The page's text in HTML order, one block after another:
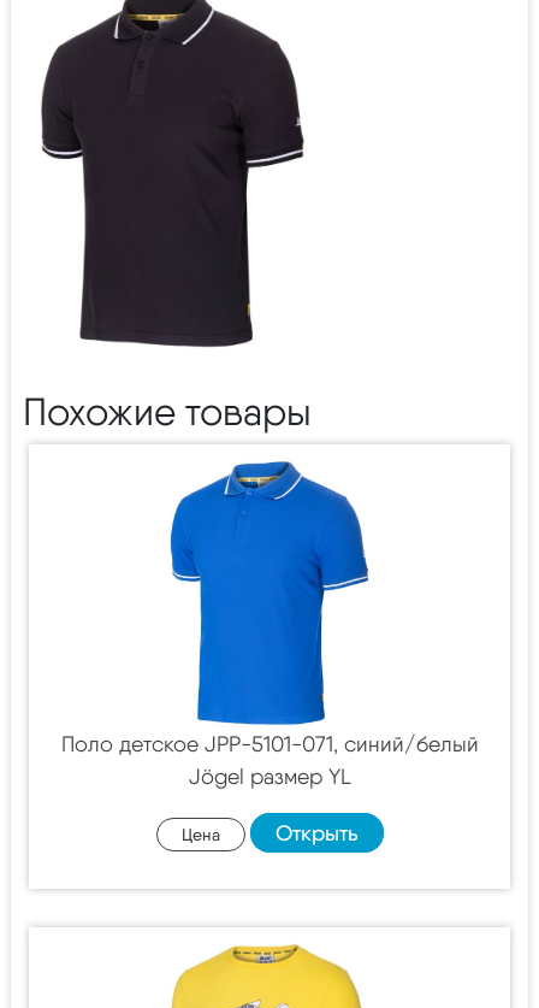
Похожие товары
Поло детское JPP-5101-071, синий/белый
Jögel размер YL
Цена Открыть